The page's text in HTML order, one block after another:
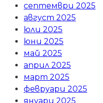
септември 2025
август 2025
юли 2025
юни 2025
май 2025
април 2025
март 2025
февруари 2025
януари 2025